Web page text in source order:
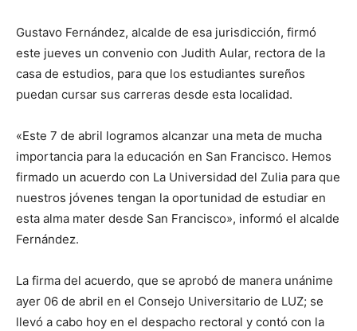
Gustavo Fernández, alcalde de esa jurisdicción, firmó
este jueves un convenio con Judith Aular, rectora de la
casa de estudios, para que los estudiantes sureños
puedan cursar sus carreras desde esta localidad.
«Este 7 de abril logramos alcanzar una meta de mucha
importancia para la educación en San Francisco. Hemos
firmado un acuerdo con La Universidad del Zulia para que
nuestros jóvenes tengan la oportunidad de estudiar en
esta alma mater desde San Francisco», informó el alcalde
Fernández.
La firma del acuerdo, que se aprobó de manera unánime
ayer 06 de abril en el Consejo Universitario de LUZ; se
llevó a cabo hoy en el despacho rectoral y contó con la